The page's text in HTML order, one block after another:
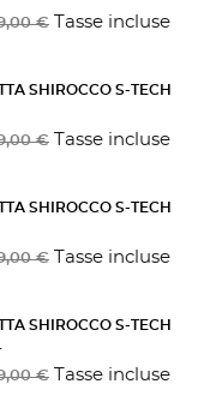
€ Tasse incluse
SHIROCCO S-TECH
€ Tasse incluse
SHIROCCO S-TECH
€ Tasse incluse
SHIROCCO S-TECH
€ Tasse incluse